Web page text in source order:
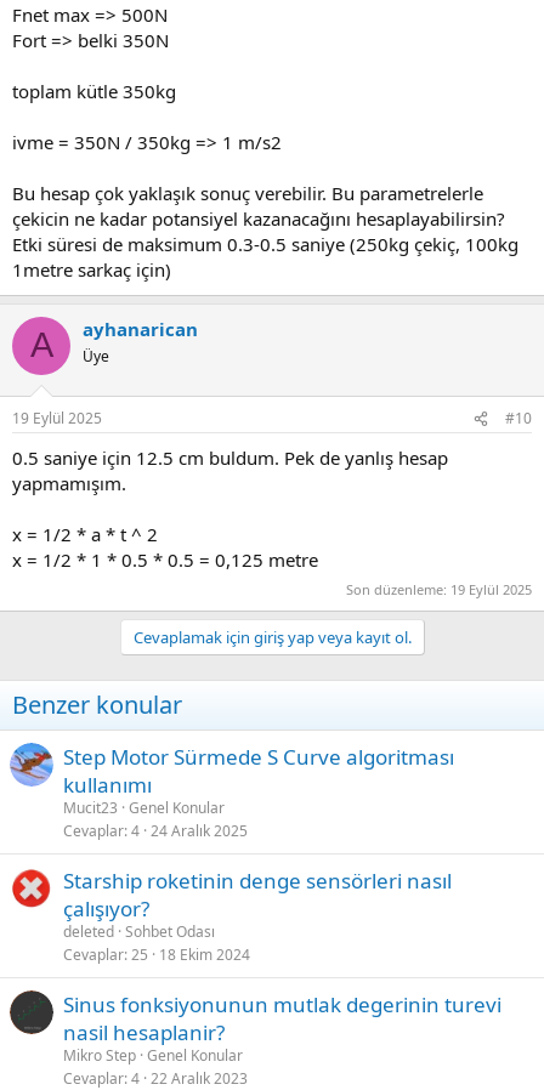
Fnet max => 500N
Fort => belki 350N
toplam kütle 350kg
ivme = 350N / 350kg => 1 m/s2
Bu hesap çok yaklaşık sonuç verebilir. Bu parametrelerle
çekicin ne kadar potansiyel kazanacağını hesaplayabilirsin?
Etki süresi de maksimum 0.3-0.5 saniye (250kg çekiç, 100kg
1metre sarkaç için)
A ayhanarican
Üye
19 Eylül 2025 #10
0.5 saniye için 12.5 cm buldum. Pek de yanlış hesap
yapmamışım.
x = 1/2 * a * t ^ 2
x = 1/2 * 1 * 0.5 * 0.5 = 0,125 metre
Son düzenleme: 19 Eylül 2025
Cevaplamak için giriş yap veya kayıt ol.
Benzer konular
Step Motor Sürmede S Curve algoritması
kullanımı
Mucit23 Genel Konular
Cevaplar 4 24 Aralık 2025
Starship roketinin denge sensörleri nasıl
çalışıyor?
deleted Sohbet Odası
Cevaplar 25 18 Ekim 2024
Sinus fonksiyonunun mutlak degerinin turevi
nasil hesaplanir?
Mikro Step Genel Konular
Cevaplar 4 22 Aralık 2023